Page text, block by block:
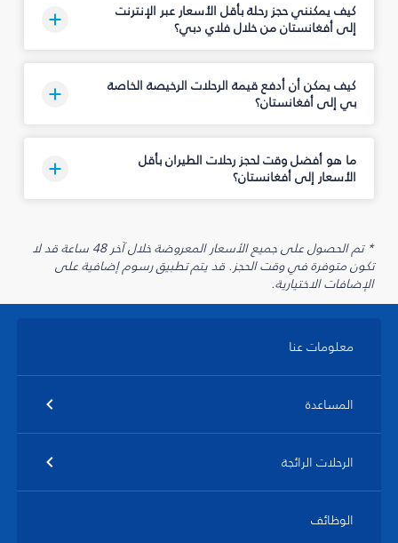
كيف يمكنني حجز رحلة بأقل الأسعار عبر الإنترنت
إلى أفغانستان من خلال فلاي دبي؟
كيف يمكن أن أدفع قيمة الرحلات الرخيصة الخاصة
بي إلى أفغانستان؟
ما هو أفضل وقت لحجز رحلات الطيران بأقل
الأسعار إلى أفغانستان؟
* تم الحصول على جميع الأسعار المعروضة خلال آخر 48 ساعة قد لا
تكون متوفرة في وقت الحجز. قد يتم تطبيق رسوم إضافية على
الإضافات الاختيارية.
معلومات عنا
المساعدة
الرحلات الرائجة
الوظائف